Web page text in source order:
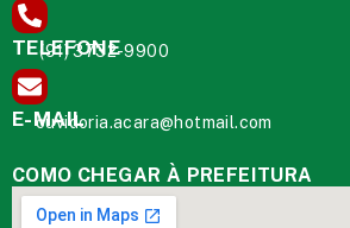
TELEFONE
(91) 3732-9900
E-MAIL
ouvidoria.acara@hotmail.com
COMO CHEGAR À PREFEITURA